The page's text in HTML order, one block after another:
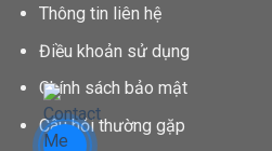
Thông tin liên hệ
Điều khoản sử dụng
Chính sách bảo mật
Câu hỏi thường gặp